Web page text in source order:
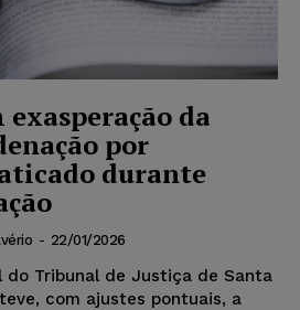
exasperação da
por
durante
- 22/01/2026
do Tribunal de Justiça de Santa
com ajustes pontuais, a